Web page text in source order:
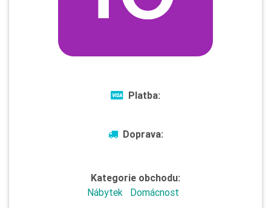
Platba:
Doprava:
Kategorie obchodu:
Nábytek
Domácnost